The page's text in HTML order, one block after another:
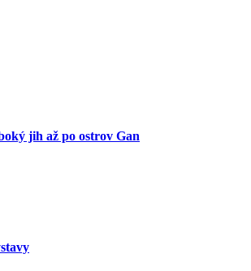
jih až po ostrov Gan